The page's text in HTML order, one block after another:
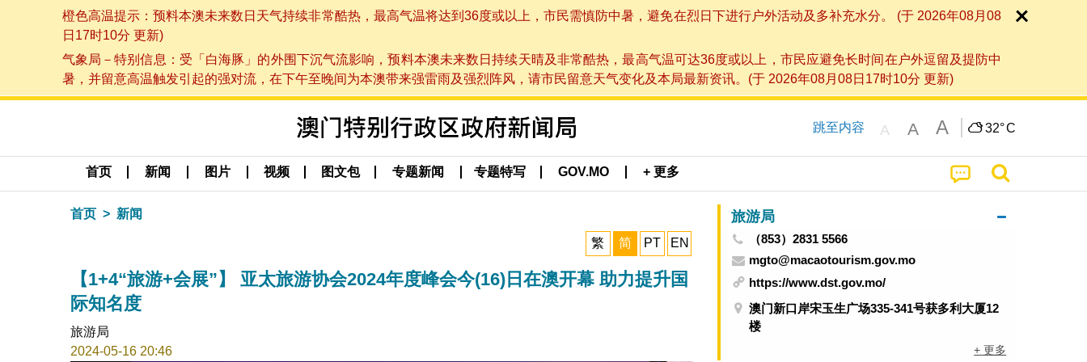
橙色高温提示：预料本澳未来数日天气持续非常酷热，最高气温将达到36度或以上，市民需慎防中暑，避免在烈日下进行户外活动及多补充水分。 (于 2026年08月08
日17时10分 更新)
气象局－特别信息：受「白海豚」的外围下沉气流影响，预料本澳未来数日持续天晴及非常酷热，最高气温可达36度或以上，市民应避免长时间在户外逗留及提防中
暑，并留意高温触发引起的强对流，在下午至晚间为本澳带来强雷雨及强烈阵风，请市民留意天气变化及本局最新资讯。(于 2026年08月08日17时10分 更新)
跳至内容 A A A 32°C
首页 新闻 图片 视频 图文包 专题新闻 专题特写 GOV.MO + 更多
首页 新闻
繁 简 PT EN
【1+4“旅游+会展”】 亚太旅游协会2024年度峰会今(16)日在澳开幕 助力提升国
际知名度
旅游局
2024-05-16 20:46
旅游局
（853）2831 5566
mgto@macaotourism.gov.mo
https://www.dst.gov.mo/
澳门新口岸宋玉生广场335-341号获多利大厦12
楼
+ 更多